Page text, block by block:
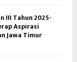
III Tahun 2025-
Aspirasi
Jawa Timur